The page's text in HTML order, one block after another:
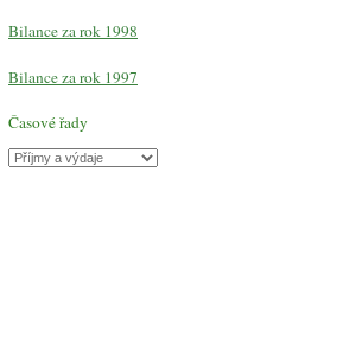
Bilance za rok 1998
Bilance za rok 1997
Časové řady